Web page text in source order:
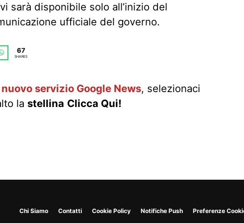
sarà disponibile solo all’inizio del
ufficiale del governo.
67
SHARES
servizio Google News, selezionaci
la stellina Clicca Qui!
Chi Siamo Contatti Cookie Policy Notifiche Push Preferenze